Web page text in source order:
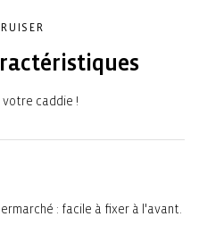
votre caddie !
: facile à fixer à l'avant.